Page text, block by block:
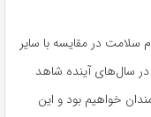
سلامت در مقایسه با سایر
سال‌های آینده شاهد
خواهیم بود و این